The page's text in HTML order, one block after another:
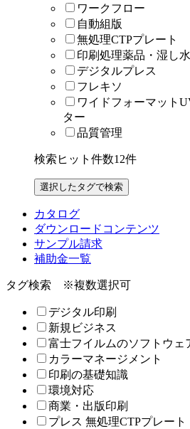
ワークフロー
自動組版
無処理CTPプレート
印刷処理薬品・湿し水
デジタルプレス
フレキソ
ワイドフォーマット
ター
品質管理
検索ヒット件数12件
カタログ
ダウンロードコンテンツ
サンプル請求
補助金一覧
タグ検索 ※複数選択可
デジタル印刷
新規ビジネス
富士フイルムのソフトウェ
カラーマネージメント
印刷の基礎知識
環境対応
商業・出版印刷
プレス 無処理CTPプレート